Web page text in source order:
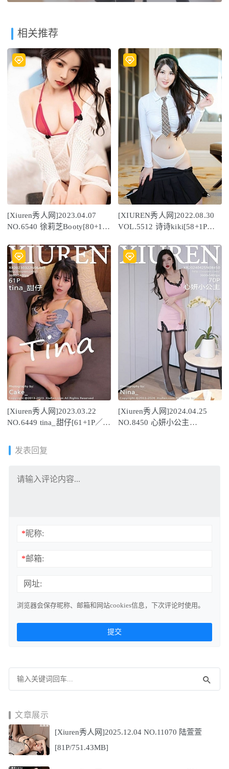
相关推荐
[Xiuren秀人网]2023.04.07
NO.6540 徐莉芝Booty[80+1P
[XIUREN秀人网]2022.08.30
VOL.5512 诗诗kiki[58+1P／
[Xiuren秀人网]2023.03.22
NO.6449 tina_甜仔[61+1P／
[Xiuren秀人网]2024.04.25
NO.8450 心妍小公主
发表回复
*昵称:
*邮箱:
网址:
浏览器会保存昵称、邮箱和网站cookies信息，下次评论时使用。
文章展示
[Xiuren秀人网]2025.12.04 NO.11070 陆萱萱
[81P/751.43MB]